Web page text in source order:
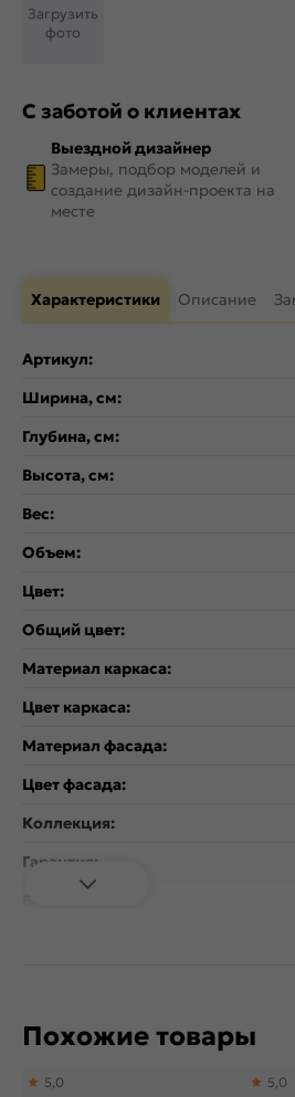
Загрузить
фото
С заботой о клиентах
Выездной дизайнер
Замеры, подбор моделей и
создание дизайн-проекта на
месте
Характеристики Описание
Артикул:
Ширина, см:
Глубина, см:
Высота, см:
Вес:
Объем:
Цвет:
Общий цвет:
Материал каркаса:
Цвет каркаса:
Материал фасада:
Цвет фасада:
Коллекция:
Гарантия:
Похожие товары
5,0 5,0